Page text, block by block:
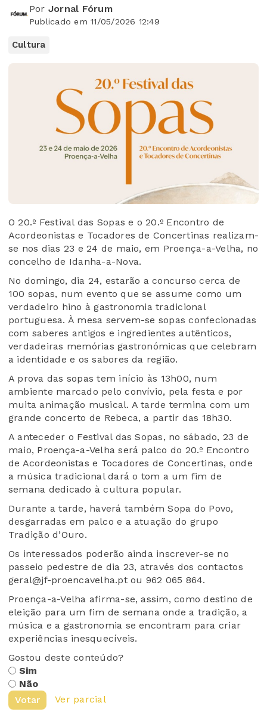
Por Jornal Fórum
Publicado em 11/05/2026 12:49
Cultura
O 20.º Festival das Sopas e o 20.º Encontro de
Acordeonistas e Tocadores de Concertinas realizam-
se nos dias 23 e 24 de maio, em Proença-a-Velha, no
concelho de Idanha-a-Nova.
No domingo, dia 24, estarão a concurso cerca de
100 sopas, num evento que se assume como um
verdadeiro hino à gastronomia tradicional
portuguesa. À mesa servem-se sopas confecionadas
com saberes antigos e ingredientes autênticos,
verdadeiras memórias gastronómicas que celebram
a identidade e os sabores da região.
A prova das sopas tem início às 13h00, num
ambiente marcado pelo convívio, pela festa e por
muita animação musical. A tarde termina com um
grande concerto de Rebeca, a partir das 18h30.
A anteceder o Festival das Sopas, no sábado, 23 de
maio, Proença-a-Velha será palco do 20.º Encontro
de Acordeonistas e Tocadores de Concertinas, onde
a música tradicional dará o tom a um fim de
semana dedicado à cultura popular.
Durante a tarde, haverá também Sopa do Povo,
desgarradas em palco e a atuação do grupo
Tradição d’Ouro.
Os interessados poderão ainda inscrever-se no
passeio pedestre de dia 23, através dos contactos
geral@jf-proencavelha.pt ou 962 065 864.
Proença-a-Velha afirma-se, assim, como destino de
eleição para um fim de semana onde a tradição, a
música e a gastronomia se encontram para criar
experiências inesquecíveis.
Gostou deste conteúdo?
Sim
Não
Votar
Ver parcial